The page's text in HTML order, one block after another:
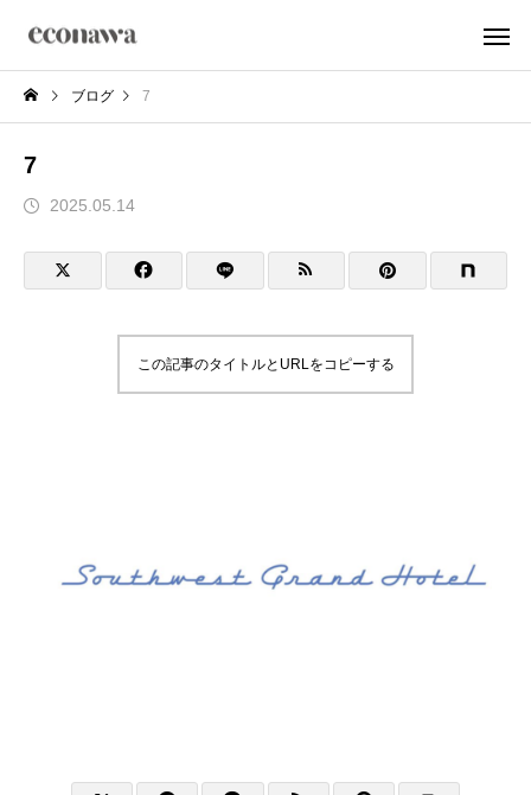
ブログ 7
7
2025.05.14
この記事のタイトルとURLをコピーする